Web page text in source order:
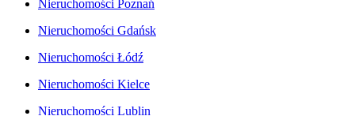
Nieruchomości Poznań
Nieruchomości Gdańsk
Nieruchomości Łódź
Nieruchomości Kielce
Nieruchomości Lublin